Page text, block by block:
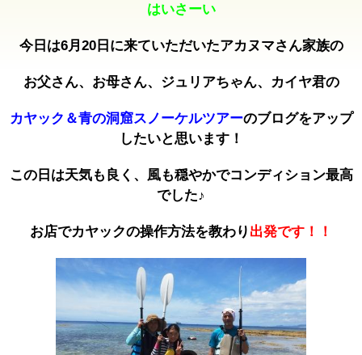
はいさーい
今日は6月20日に来ていただいたアカヌマさん家族の
お父さん、お母さん、ジュリアちゃん、カイヤ君の
カヤック＆青の洞窟スノーケルツアーのブログをアップ
したいと思います！
この日は天気も良く、風も穏やかでコンディション最高
でした♪
お店でカヤックの操作方法を教わり 出発です！！